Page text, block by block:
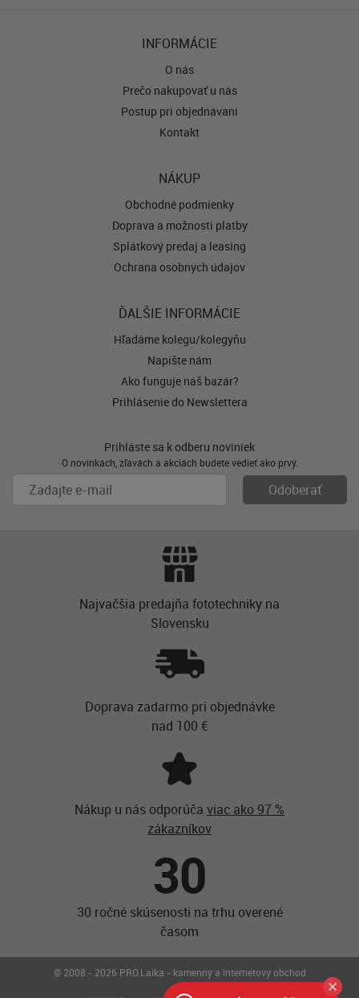
INFORMÁCIE
O nás
Prečo nakupovať u nás
Postup pri objednávaní
Kontakt
NÁKUP
Obchodné podmienky
Doprava a možnosti platby
Splátkový predaj a leasing
Ochrana osobných údajov
ĎALŠIE INFORMÁCIE
Hľadáme kolegu/kolegyňu
Napíšte nám
Ako funguje náš bazár?
Prihlásenie do Newslettera
Prihláste sa k odberu noviniek
O novinkách, zľavách a akciách budete vedieť ako prvý.
Najvačšia predajňa fototechniky na
Slovensku
Doprava zadarmo pri objednávke
nad 100 €
Nákup u nás odporúča viac ako 97 %
zákazníkov
30
30 ročné skúsenosti na trhu overené
časom
© 2008 - 2026 PRO.Laika - kamenný a internetový obchod